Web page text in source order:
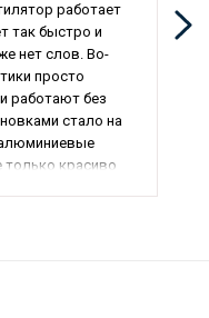
работает
так быстро и
нет слов. Во-
просто
работают без
стало на
только красиво